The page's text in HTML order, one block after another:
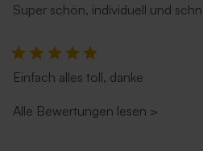
Super schön, individuell und
Einfach alles toll, danke
Alle Bewertungen lesen >